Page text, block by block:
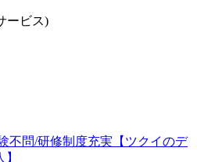
ービス)
不問/研修制度充実【ツクイのデ